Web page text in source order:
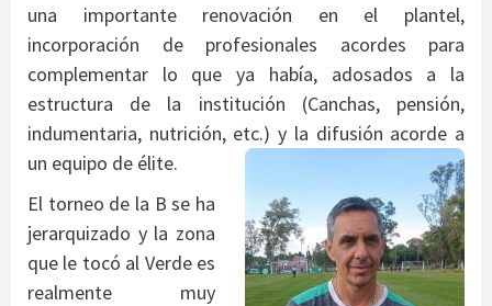
una importante renovación en el plantel,
incorporación de profesionales acordes para
complementar lo que ya había, adosados a la
estructura de la institución (Canchas, pensión,
indumentaria, nutrición, etc.) y la difusión acorde a
un equipo de élite.
El torneo de la B se ha
jerarquizado y la zona
que le tocó al Verde es
realmente muy